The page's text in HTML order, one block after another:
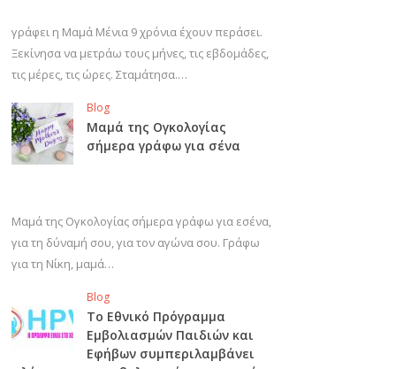
γράφει η Μαμά Μένια 9 χρόνια έχουν περάσει.
Ξεκίνησα να μετράω τους μήνες, τις εβδομάδες,
τις μέρες, τις ώρες. Σταμάτησα.…
Blog
Μαμά της Ογκολογίας
σήμερα γράφω για σένα
Μαμά της Ογκολογίας σήμερα γράφω για εσένα,
για τη δύναμή σου, για τον αγώνα σου. Γράφω
για τη Νίκη, μαμά…
Blog
Το Εθνικό Πρόγραμμα
Εμβολιασμών Παιδιών και
Εφήβων συμπεριλαμβάνει